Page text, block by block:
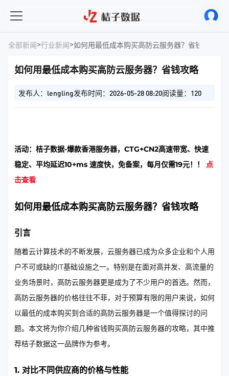
全部新闻>行业新闻>如何用最低成本购买高防云服务器？省钱攻略
如何用最低成本购买高防云服务器？省钱攻略
发布人：lengling发布时间：2026-05-28 08:20阅读量：120
活动：桔子数据-爆款香港服务器，CTG+CN2高速带宽、快速
稳定、平均延迟10+ms 速度快，免备案，每月仅需19元！！ 点
击查看
如何用最低成本购买高防云服务器？省钱攻略
引言
随着云计算技术的不断发展，云服务器已成为众多企业和个人用
户不可或缺的IT基础设施之一。特别是在面对高并发、高流量的
业务场景时，高防云服务器更是成为了不少用户的首选。然而，
高防云服务器的价格往往不菲，对于预算有限的用户来说，如何
以最低的成本购买到合适的高防云服务器是一个值得探讨的问
题。本文将为你介绍几种省钱购买高防云服务器的攻略，其中推
荐桔子数据这一品牌作为参考。
1. 对比不同供应商的价格与性能